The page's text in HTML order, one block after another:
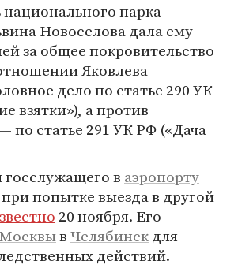
парка
Новоселова дала ему
за общее покровительство
Яковлева
дело по статье 290 УК
взятки»), а против
по статье 291 УК РФ («Дача
в аэропорту
при попытке выезда в другой
20 ноября. Его
МосквывЧелябинскдля
действий.